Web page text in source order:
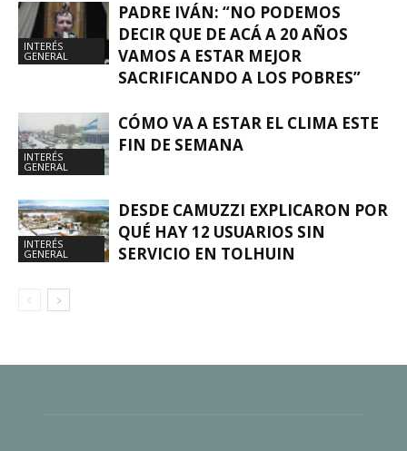
INTERÉS
GENERAL
PADRE IVÁN: “NO PODEMOS
DECIR QUE DE ACÁ A 20 AÑOS
VAMOS A ESTAR MEJOR
SACRIFICANDO A LOS POBRES”
INTERÉS
GENERAL
CÓMO VA A ESTAR EL CLIMA ESTE
FIN DE SEMANA
INTERÉS
GENERAL
DESDE CAMUZZI EXPLICARON POR
QUÉ HAY 12 USUARIOS SIN
SERVICIO EN TOLHUIN